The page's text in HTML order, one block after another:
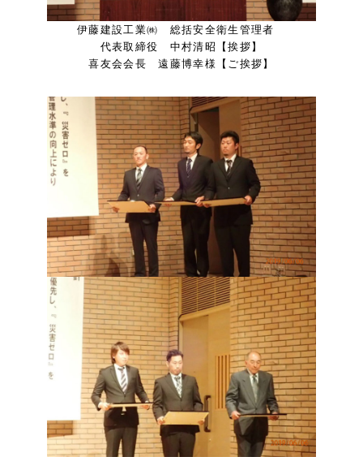
伊藤建設工業㈱ 総括安全衛生管理者
代表取締役 中村清昭【挨拶】
喜友会会長 遠藤博幸様【ご挨拶】